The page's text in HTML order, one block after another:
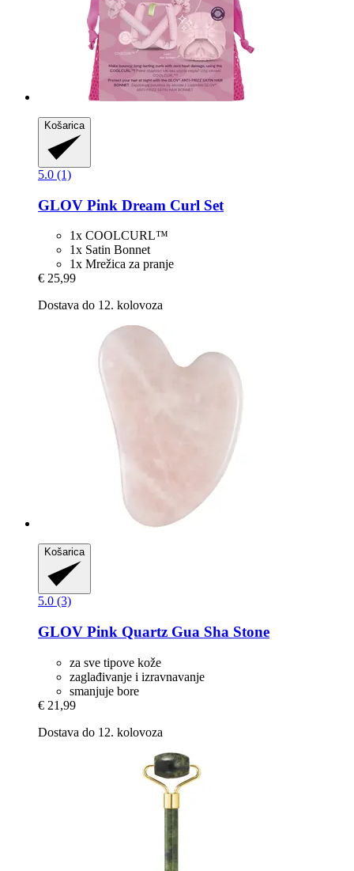
Košarica
5.0 (1)
GLOV Pink Dream Curl Set
1x COOLCURL™
1x Satin Bonnet
1x Mrežica za pranje
€ 25,99
Dostava do 12. kolovoza
Košarica
5.0 (3)
GLOV Pink Quartz Gua Sha Stone
za sve tipove kože
zaglađivanje i izravnavanje
smanjuje bore
€ 21,99
Dostava do 12. kolovoza